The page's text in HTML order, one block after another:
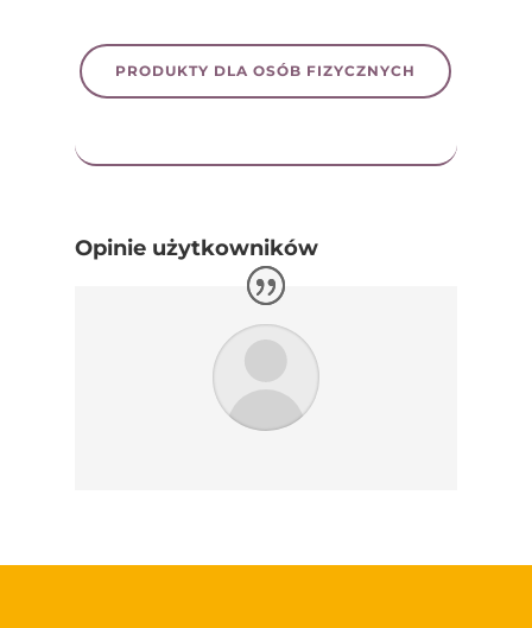
PRODUKTY DLA OSÓB FIZYCZNYCH
Opinie użytkowników